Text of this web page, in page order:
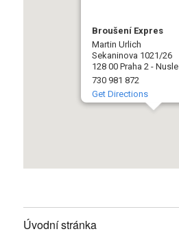
Broušení Expres
Martin Urlich
Sekaninova 1021/26
128 00 Praha 2 - Nusle
730 981 872
Get Directions
Úvodní stránka